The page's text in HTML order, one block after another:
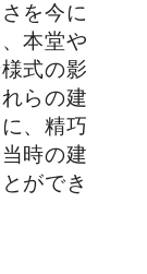
を今に
本堂や
式の影
らの建
、精巧
時の建
ができ